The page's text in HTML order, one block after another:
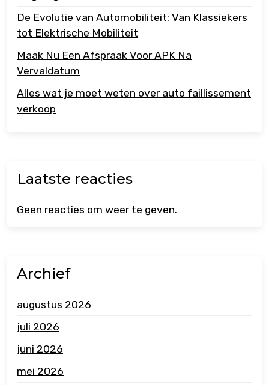
De Evolutie van Automobiliteit: Van Klassiekers
tot Elektrische Mobiliteit
Maak Nu Een Afspraak Voor APK Na
Vervaldatum
Alles wat je moet weten over auto faillissement
verkoop
Laatste reacties
Geen reacties om weer te geven.
Archief
augustus 2026
juli 2026
juni 2026
mei 2026